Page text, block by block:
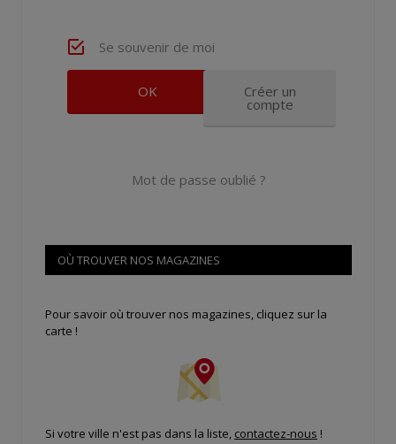
Se souvenir de moi
Créer un
compte
Mot de passe oublié ?
OÙ TROUVER NOS MAGAZINES
Pour savoir où trouver nos magazines, cliquez sur la
carte !
Si votre ville n'est pas dans la liste, contactez-nous !